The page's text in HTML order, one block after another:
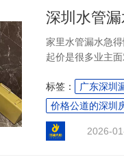
家里水管漏水急
起价是很多业主
用专业服务让维
多个环节，只有
标签： 广东深圳
价格公道的深圳
2026-